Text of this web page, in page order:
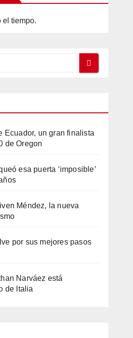
el tiempo.
Ecuador, un gran finalista
de Oregon
esa puerta ‘imposible’
Méndez, la nueva
por sus mejores pasos
Narváez está
de Italia